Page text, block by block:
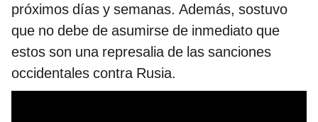
próximos días y semanas. Además, sostuvo
que no debe de asumirse de inmediato que
estos son una represalia de las sanciones
occidentales contra Rusia.